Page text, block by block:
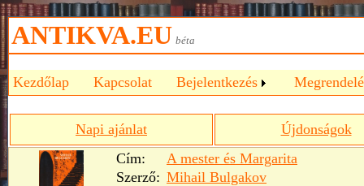
ANTIKVA.EU béta
Kezdőlap Kapcsolat Bejelentkezés
Napi ajánlat
Újdonságok
Cím:
A mester és Margarita
Szerző: Mihail Bulgakov